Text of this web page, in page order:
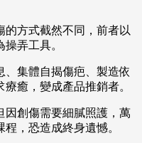
的方式截然不同，前者以
弄工具。
、集體自揭傷疤、製造依
癒，變成產品推銷者。
因創傷需要細膩照護，萬
，恐造成終身遺憾。